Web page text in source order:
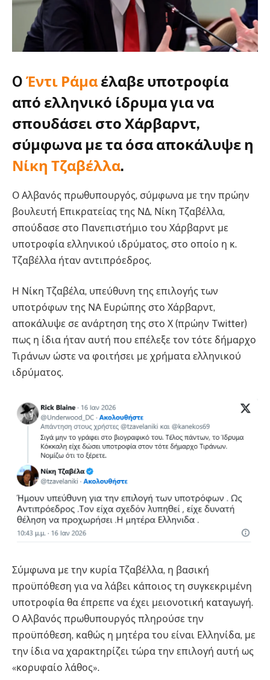
O Έντι Ράμα έλαβε υποτροφία
από ελληνικό ίδρυμα για να
σπουδάσει στο Χάρβαρντ,
σύμφωνα με τα όσα αποκάλυψε η
Νίκη Τζαβέλλα.
Ο Αλβανός πρωθυπουργός, σύμφωνα με την πρώην
βουλευτή Επικρατείας της ΝΔ, Νίκη Τζαβέλλα,
σπούδασε στο Πανεπιστήμιο του Χάρβαρντ με
υποτροφία ελληνικού ιδρύματος, στο οποίο η κ.
Τζαβέλλα ήταν αντιπρόεδρος.
Η Νίκη Τζαβέλα, υπεύθυνη της επιλογής των
υποτρόφων της ΝΑ Ευρώπης στο Χάρβαρντ,
αποκάλυψε σε ανάρτηση της στο Χ (πρώην Twitter)
πως η ίδια ήταν αυτή που επέλεξε τον τότε δήμαρχο
Τιράνων ώστε να φοιτήσει με χρήματα ελληνικού
ιδρύματος.
Σύμφωνα με την κυρία Τζαβέλλα, η βασική
προϋπόθεση για να λάβει κάποιος τη συγκεκριμένη
υποτροφία θα έπρεπε να έχει μειονοτική καταγωγή.
Ο Αλβανός πρωθυπουργός πληρούσε την
προϋπόθεση, καθώς η μητέρα του είναι Ελληνίδα, με
την ίδια να χαρακτηρίζει τώρα την επιλογή αυτή ως
«κορυφαίο λάθος».